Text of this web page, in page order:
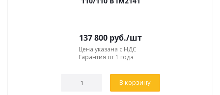
137 800 руб./шт
Цена указана с НДС
Гарантия от 1 года
В корзину